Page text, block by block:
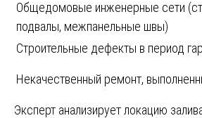
Общедомовые инженерные сети
подвалы, межпанельные швы)
Строительные дефекты в период
Некачественный ремонт,
Эксперт анализирует локацию